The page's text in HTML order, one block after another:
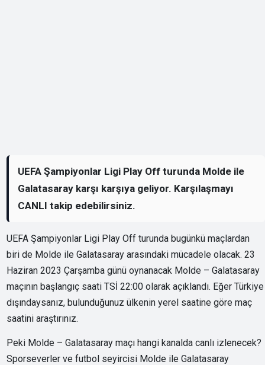
UEFA Şampiyonlar Ligi Play Off turunda Molde ile
Galatasaray karşı karşıya geliyor. Karşılaşmayı
CANLI takip edebilirsiniz.
UEFA Şampiyonlar Ligi Play Off turunda bugünkü maçlardan
biri de Molde ile Galatasaray arasındaki mücadele olacak. 23
Haziran 2023 Çarşamba günü oynanacak Molde – Galatasaray
maçının başlangıç saati TSİ 22:00 olarak açıklandı. Eğer Türkiye
dışındaysanız, bulunduğunuz ülkenin yerel saatine göre maç
saatini araştırınız.
Peki Molde – Galatasaray maçı hangi kanalda canlı izlenecek?
Sporseverler ve futbol seyircisi Molde ile Galatasaray